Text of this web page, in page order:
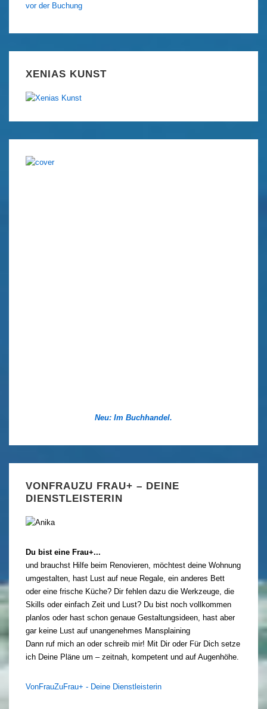
vor der Buchung
XENIAS KUNST
Neu: Im Buchhandel.
VONFRAUZU FRAU+ – DEINE
DIENSTLEISTERIN
Du bist eine Frau+...
und brauchst Hilfe beim Renovieren, möchtest deine Wohnung
umgestalten, hast Lust auf neue Regale, ein anderes Bett
oder eine frische Küche? Dir fehlen dazu die Werkzeuge, die
Skills oder einfach Zeit und Lust? Du bist noch vollkommen
planlos oder hast schon genaue Gestaltungsideen, hast aber
gar keine Lust auf unangenehmes Mansplaining
Dann ruf mich an oder schreib mir! Mit Dir oder Für Dich setze
ich Deine Pläne um – zeitnah, kompetent und auf Augenhöhe.
VonFrauZuFrau+ - Deine Dienstleisterin